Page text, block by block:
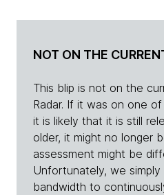
NOT ON THE
This blip is not on the
Radar. If it was on one
it is likely that it is still
older, it might no longer
assessment might be
Unfortunately, we
bandwidth to